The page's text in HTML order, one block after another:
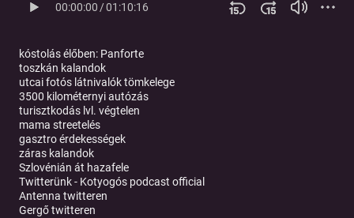
00:00:00/01:10:16
kóstolás élőben: Panforte
toszkán kalandok
utcai fotós látnivalók tömkelege
3500 kilométernyi autózás
turisztkodás lvl. végtelen
mama streetelés
gasztro érdekességek
záras kalandok
Szlovénián át hazafele
Twitterünk - Kotyogós podcast official
Antenna twitteren
Gergő twitteren